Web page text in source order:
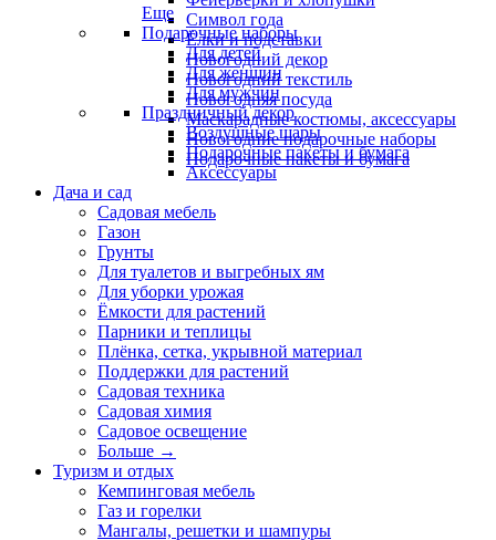
Символ года
Ёлки и подставки
Новогодний декор
Новогодний текстиль
Новогодняя посуда
Маскарадные костюмы, аксессуары
Новогодние подарочные наборы
Подарочные пакеты и бумага
Еще
Подарочные наборы
Для детей
Для женщин
Для мужчин
Праздничный декор
Воздушные шары
Подарочные пакеты и бумага
Аксессуары
Дача и сад
Садовая мебель
Газон
Грунты
Для туалетов и выгребных ям
Для уборки урожая
Ёмкости для растений
Парники и теплицы
Плёнка, сетка, укрывной материал
Поддержки для растений
Садовая техника
Садовая химия
Садовое освещение
Больше →
Туризм и отдых
Кемпинговая мебель
Газ и горелки
Мангалы, решетки и шампуры